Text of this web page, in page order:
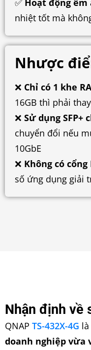
✅ Hoạt động êm
nhiệt tốt mà
Nhược
❌ Chỉ có 1 khe
16GB thì phải
❌ Sử dụng SFP+
chuyển đổi nếu
10GbE
❌ Không có cổng
số ứng dụng giải
Nhận định về
QNAP TS-432X-4G
doanh nghiệp vừa